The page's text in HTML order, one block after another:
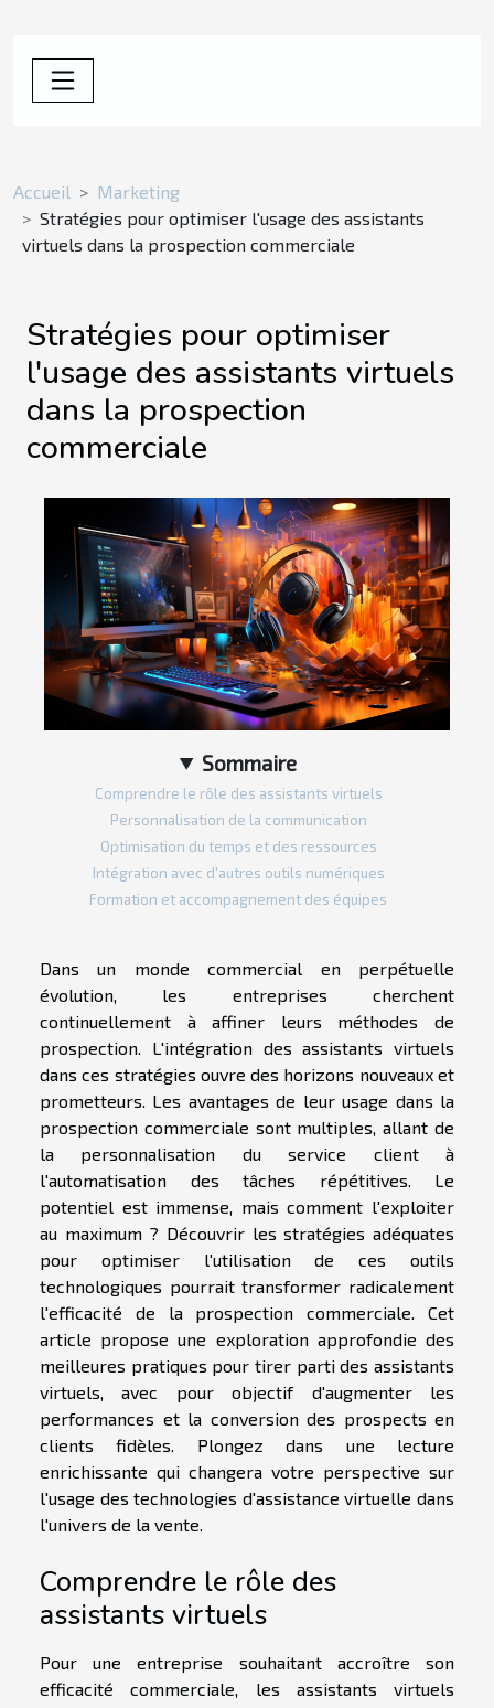
Accueil
Marketing
Stratégies pour optimiser l'usage des assistants
virtuels dans la prospection commerciale
Stratégies pour optimiser
l'usage des assistants virtuels
dans la prospection
commerciale
Sommaire
Comprendre le rôle des assistants virtuels
Personnalisation de la communication
Optimisation du temps et des ressources
Intégration avec d'autres outils numériques
Formation et accompagnement des équipes
Dans un monde commercial en perpétuelle
évolution, les entreprises cherchent
continuellement à affiner leurs méthodes de
prospection. L'intégration des assistants virtuels
dans ces stratégies ouvre des horizons nouveaux et
prometteurs. Les avantages de leur usage dans la
prospection commerciale sont multiples, allant de
la personnalisation du service client à
l'automatisation des tâches répétitives. Le
potentiel est immense, mais comment l'exploiter
au maximum ? Découvrir les stratégies adéquates
pour optimiser l'utilisation de ces outils
technologiques pourrait transformer radicalement
l'efficacité de la prospection commerciale. Cet
article propose une exploration approfondie des
meilleures pratiques pour tirer parti des assistants
virtuels, avec pour objectif d'augmenter les
performances et la conversion des prospects en
clients fidèles. Plongez dans une lecture
enrichissante qui changera votre perspective sur
l'usage des technologies d'assistance virtuelle dans
l'univers de la vente.
Comprendre le rôle des
assistants virtuels
Pour une entreprise souhaitant accroître son
efficacité commerciale, les assistants virtuels